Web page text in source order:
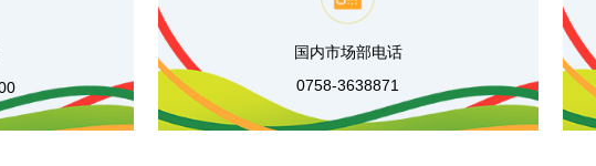
国内市场部电话
0758-3638871